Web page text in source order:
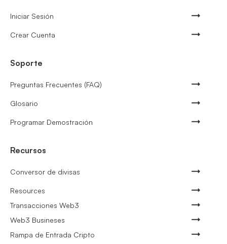
Iniciar Sesión
Crear Cuenta
Soporte
Preguntas Frecuentes (FAQ)
Glosario
Programar Demostración
Recursos
Conversor de divisas
Resources
Transacciones Web3
Web3 Busineses
Rampa de Entrada Cripto